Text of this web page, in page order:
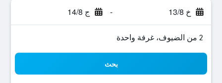
خ 13/8 - ج 14/8
2 من الضيوف، غرفة واحدة
بحث